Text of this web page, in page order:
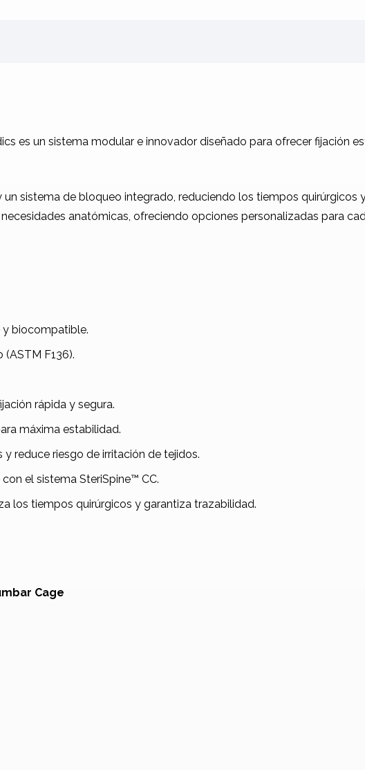
es un sistema modular e innovador diseñado para ofrecer fijación
sistema de bloqueo integrado, reduciendo los tiempos quirúrgicos
anatómicas, ofreciendo opciones personalizadas para
y biocompatible.
F136).
rápida y segura.
máxima estabilidad.
reduce riesgo de irritación de tejidos.
el sistema SteriSpine™ CC.
los tiempos quirúrgicos y garantiza trazabilidad.
Cage